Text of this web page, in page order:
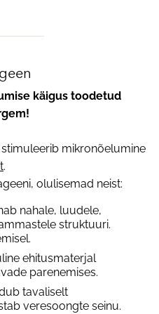
käigus toodetud
stimuleerib mikronõelumine
.
olulisemad neist:
nahale, luudele,
struktuuri.
ehitusmaterjal
parenemises.
tavaliselt
veresoongte seinu.